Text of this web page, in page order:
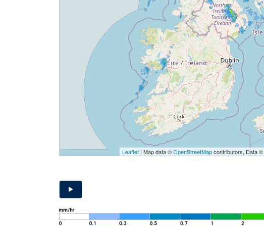
Leaflet| Map data ©OpenStreetMapcontributors, Data ©